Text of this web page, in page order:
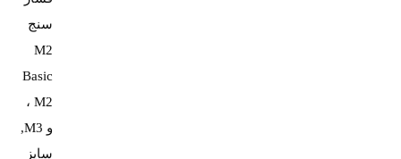
سنج
M2
Basic
، M2
و M3,
سایز